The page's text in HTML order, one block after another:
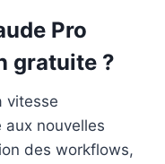
Pro
gratuite ?
vitesse
aux nouvelles
des workflows,